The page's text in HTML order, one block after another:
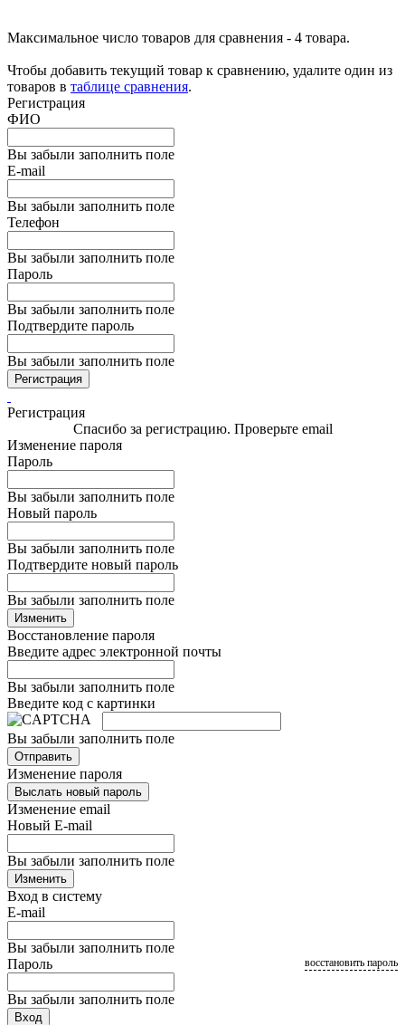
Максимальное число товаров для сравнения - 4 товара.
Чтобы добавить текущий товар к сравнению, удалите один из
товаров в таблице сравнения.
Регистрация
ФИО
Вы забыли заполнить поле
E-mail
Вы забыли заполнить поле
Телефон
Вы забыли заполнить поле
Пароль
Вы забыли заполнить поле
Подтвердите пароль
Вы забыли заполнить поле
Регистрация
Регистрация
Спасибо за регистрацию. Проверьте email
Изменение пароля
Пароль
Вы забыли заполнить поле
Новый пароль
Вы забыли заполнить поле
Подтвердите новый пароль
Вы забыли заполнить поле
Изменить
Восстановление пароля
Введите адрес электронной почты
Вы забыли заполнить поле
Введите код с картинки
Вы забыли заполнить поле
Отправить
Изменение пароля
Выслать новый пароль
Изменение email
Новый E-mail
Вы забыли заполнить поле
Изменить
Вход в систему
E-mail
Вы забыли заполнить поле
Пароль
Вы забыли заполнить поле
восстановить пароль
Вход